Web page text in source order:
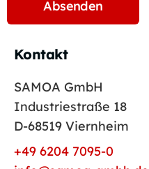
Kontakt
SAMOA GmbH
Industriestraße 18
D-68519 Viernheim
+49 6204 7095-0